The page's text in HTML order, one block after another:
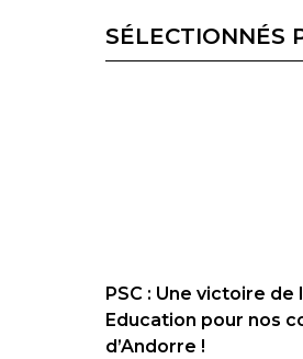
SÉLECTIONNÉS
PSC : Une victoire de
Education pour nos
d’Andorre !